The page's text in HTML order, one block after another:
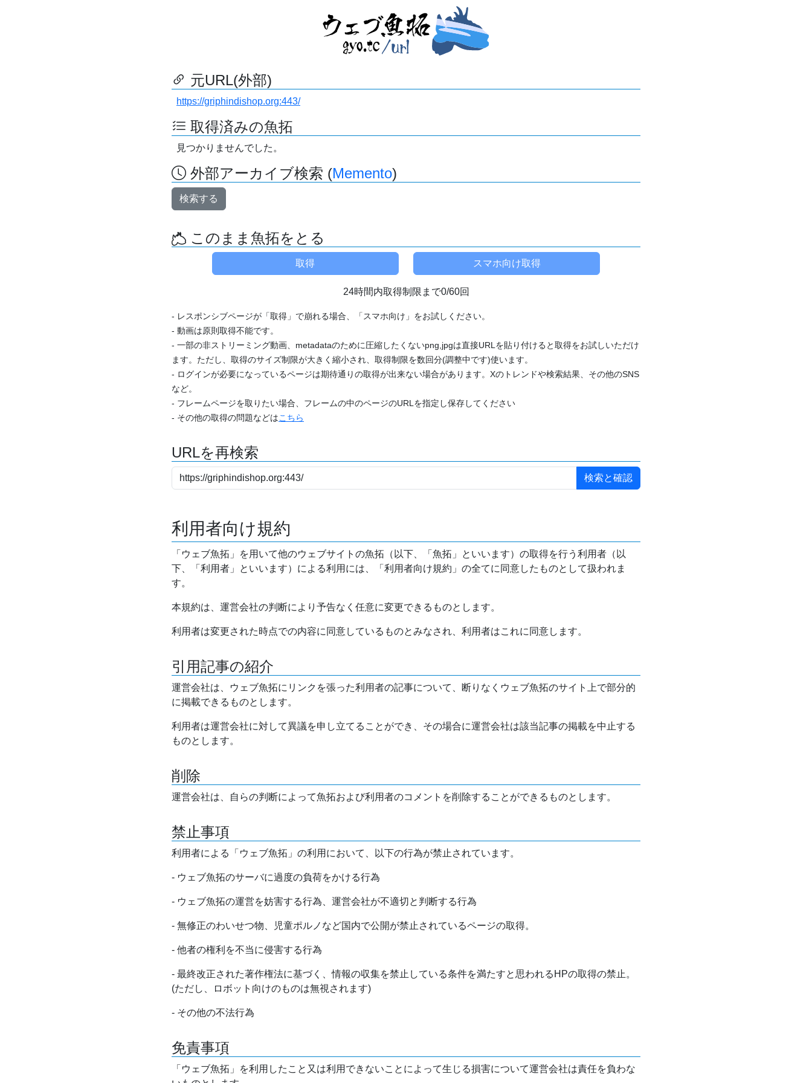
元URL(外部)
https://griphindishop.org:443/
取得済みの魚拓
見つかりませんでした。
外部アーカイブ検索 (Memento)
検索する
このまま魚拓をとる
24時間内取得制限まで0/60回
- レスポンシブページが「取得」で崩れる場合、「スマホ向け」をお試しください。
- 動画は原則取得不能です。
- 一部の非ストリーミング動画、metadataのために圧縮したくないpng,jpgは直接URLを貼り付けると取得をお試しいただけ
ます。ただし、取得のサイズ制限が大きく縮小され、取得制限を数回分(調整中です)使います。
- ログインが必要になっているページは期待通りの取得が出来ない場合があります。Xのトレンドや検索結果、その他のSNS
など。
- フレームページを取りたい場合、フレームの中のページのURLを指定し保存してください
- その他の取得の問題などはこちら
URLを再検索
利用者向け規約
「ウェブ魚拓」を用いて他のウェブサイトの魚拓（以下、「魚拓」といいます）の取得を行う利用者（以
下、「利用者」といいます）による利用には、「利用者向け規約」の全てに同意したものとして扱われま
す。
本規約は、運営会社の判断により予告なく任意に変更できるものとします。
利用者は変更された時点での内容に同意しているものとみなされ、利用者はこれに同意します。
引用記事の紹介
運営会社は、ウェブ魚拓にリンクを張った利用者の記事について、断りなくウェブ魚拓のサイト上で部分的
に掲載できるものとします。
利用者は運営会社に対して異議を申し立てることができ、その場合に運営会社は該当記事の掲載を中止する
ものとします。
削除
運営会社は、自らの判断によって魚拓および利用者のコメントを削除することができるものとします。
禁止事項
利用者による「ウェブ魚拓」の利用において、以下の行為が禁止されています。
- ウェブ魚拓のサーバに過度の負荷をかける行為
- ウェブ魚拓の運営を妨害する行為、運営会社が不適切と判断する行為
- 無修正のわいせつ物、児童ポルノなど国内で公開が禁止されているページの取得。
- 他者の権利を不当に侵害する行為
- 最終改正された著作権法に基づく、情報の収集を禁止している条件を満たすと思われるHPの取得の禁止。
(ただし、ロボット向けのものは無視されます)
- その他の不法行為
免責事項
「ウェブ魚拓」を利用したこと又は利用できないことによって生じる損害について運営会社は責任を負わな